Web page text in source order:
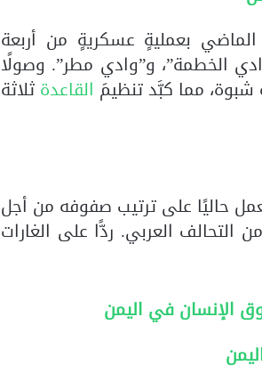
في 26 فبراير/شباط الماضي بعمليةٍ عسكريةٍ من أربعة
الخطمة”، و”وادي مطر”. وصولًا
شبوة، مما كبَّد تنظيمَ القاعدة ثلاثة
حاليًا على ترتيب صفوفه من أجل
العربي. ردًّا على الغارات
الإنسان في اليمن